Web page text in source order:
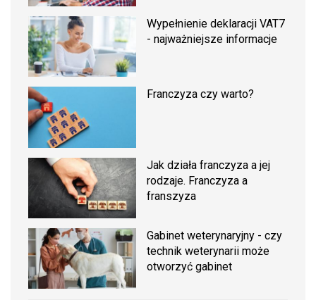
Wypełnienie deklaracji VAT7
- najważniejsze informacje
Franczyza czy warto?
Jak działa franczyza a jej
rodzaje. Franczyza a
franszyza
Gabinet weterynaryjny - czy
technik weterynarii może
otworzyć gabinet